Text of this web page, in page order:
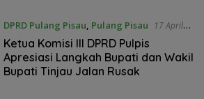
DPRD Pulang Pisau, Pulang Pisau
17 April
2025
Ketua Komisi III DPRD Pulpis
Apresiasi Langkah Bupati dan Wakil
Bupati Tinjau Jalan Rusak